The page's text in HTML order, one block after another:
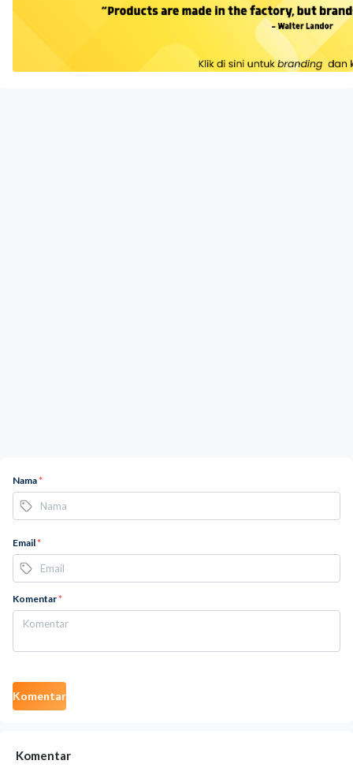
Nama*
Email*
Komentar*
Komentar
Komentar